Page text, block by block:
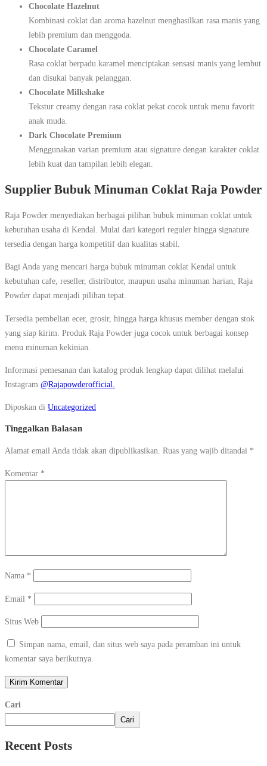
Chocolate Hazelnut
Kombinasi coklat dan aroma hazelnut menghasilkan rasa manis yang
lebih premium dan menggoda.
Chocolate Caramel
Rasa coklat berpadu karamel menciptakan sensasi manis yang lembut
dan disukai banyak pelanggan.
Chocolate Milkshake
Tekstur creamy dengan rasa coklat pekat cocok untuk menu favorit
anak muda.
Dark Chocolate Premium
Menggunakan varian premium atau signature dengan karakter coklat
lebih kuat dan tampilan lebih elegan.
Supplier Bubuk Minuman Coklat Raja Powder
Raja Powder menyediakan berbagai pilihan bubuk minuman coklat untuk
kebutuhan usaha di Kendal. Mulai dari kategori reguler hingga signature
tersedia dengan harga kompetitif dan kualitas stabil.
Bagi Anda yang mencari harga bubuk minuman coklat Kendal untuk
kebutuhan cafe, reseller, distributor, maupun usaha minuman harian, Raja
Powder dapat menjadi pilihan tepat.
Tersedia pembelian ecer, grosir, hingga harga khusus member dengan stok
yang siap kirim. Produk Raja Powder juga cocok untuk berbagai konsep
menu minuman kekinian.
Informasi pemesanan dan katalog produk lengkap dapat dilihat melalui
Instagram @Rajapowderofficial.
Diposkan di Uncategorized
Tinggalkan Balasan
Alamat email Anda tidak akan dipublikasikan. Ruas yang wajib ditandai *
Komentar *
Nama *
Email *
Situs Web
Simpan nama, email, dan situs web saya pada peramban ini untuk
komentar saya berikutnya.
Cari
Cari
Recent Posts